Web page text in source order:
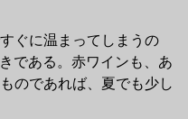
ぐに温まってしまうの
である。赤ワインも、あ
のであれば、夏でも少し